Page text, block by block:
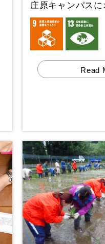
庄原キャンパスに
Read